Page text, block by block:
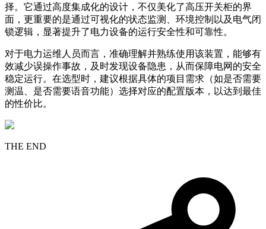
择。它通过高度集成化的设计，不仅美化了高压开关柜的界
面，更重要的是通过可视化的状态监测、环境控制以及电气闭
锁逻辑，显著提升了电力设备的运行安全性和可靠性。
对于电力运维人员而言，准确理解并熟练使用该装置，能够有
效减少误操作事故，及时发现设备隐患，从而保障电网的安全
稳定运行。在选型时，建议根据具体的项目需求（如是否需要
测温、是否需要语音功能）选择对应的配置版本，以达到最佳
的性价比。
THE END